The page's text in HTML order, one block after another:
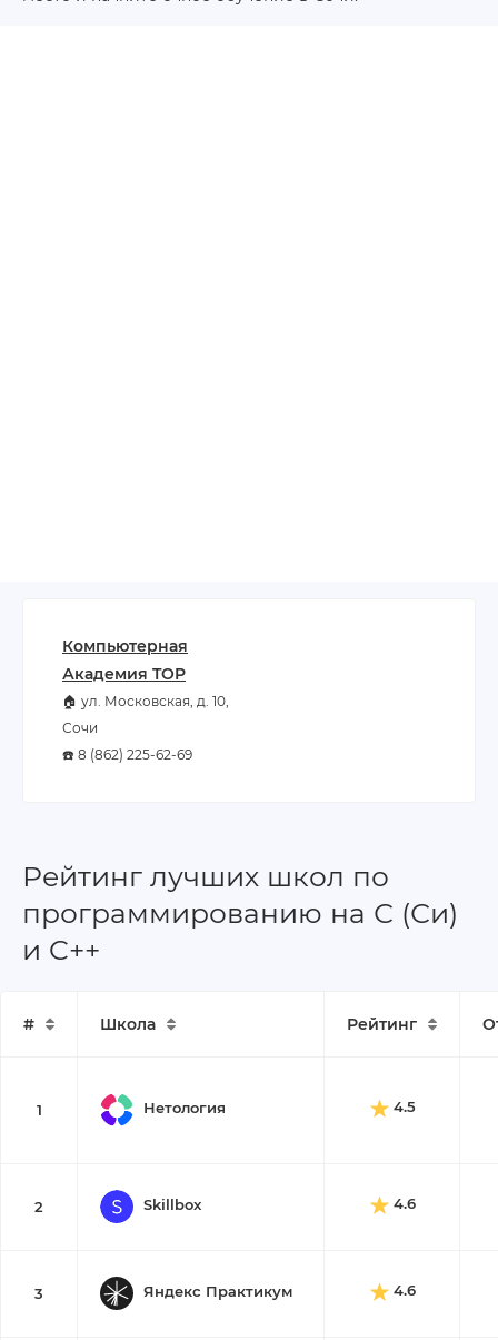
Компьютерная
Академия TOP
🏠 ул. Московская, д. 10,
Сочи
☎️ 8 (862) 225-62-69
Рейтинг лучших школ по
программированию на С (Си)
и C++
# Школа Рейтинг
1 Нетология 4.5
2 Skillbox 4.6
3 Яндекс Практикум 4.6